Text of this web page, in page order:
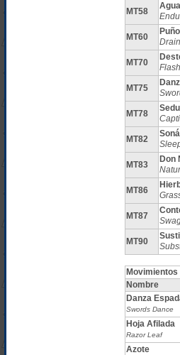
MT58
MT60
MT70
Flash
MT75
MT78
MT82
MT83
Don
MT86
MT87
MT90
Movimientos
Nombre
Danza
Swords Dance
Hoja Afilada
Razor Leaf
Azote